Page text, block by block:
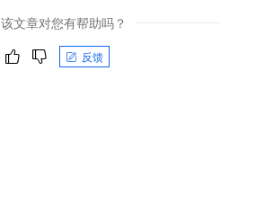
该文章对您有帮助吗？
反馈